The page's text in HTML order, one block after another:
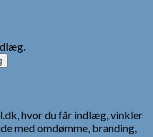
hvor du får indlæg, vinkler
med omdømme, branding,